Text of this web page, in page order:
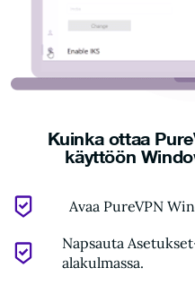
Kuinka ottaa
käyttöön
Avaa PureVPN
Napsauta
alakulmassa.